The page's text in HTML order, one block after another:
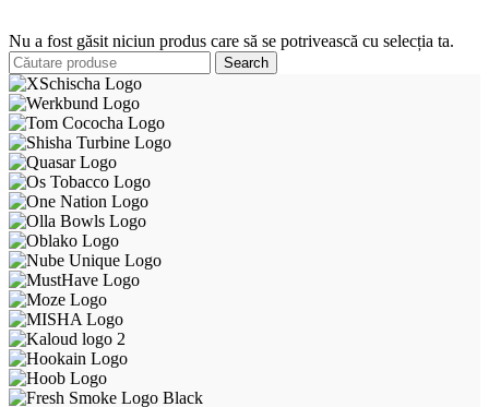
Nu a fost găsit niciun produs care să se potrivească cu selecția ta.
Search